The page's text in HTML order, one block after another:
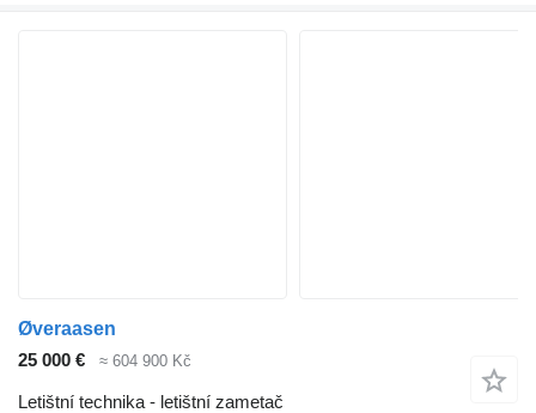
Øveraasen
25 000 €
≈ 604 900 Kč
Letištní technika - letištní zametač